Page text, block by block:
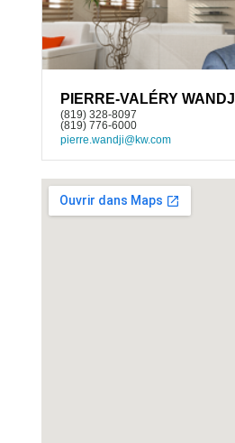
PIERRE-VALÉRY WANDJI
(819) 328-8097
(819) 776-6000
pierre.wandji@kw.com